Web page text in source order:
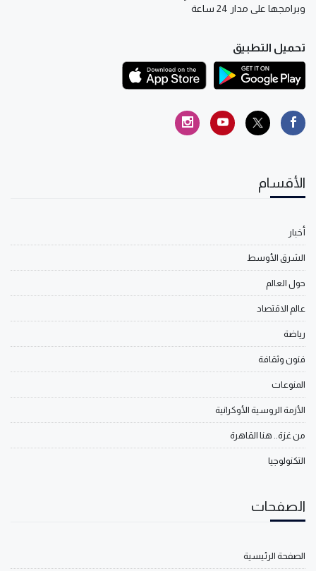
وبرامجها على مدار 24 ساعة
تحميل التطبيق
الأقسام
أخبار
الشرق الأوسط
حول العالم
عالم الاقتصاد
رياضة
فنون وثقافة
المنوعات
الأزمة الروسية الأوكرانية
من غزة.. هنا القاهرة
التكنولوجيا
الصفحات
الصفحة الرئيسية